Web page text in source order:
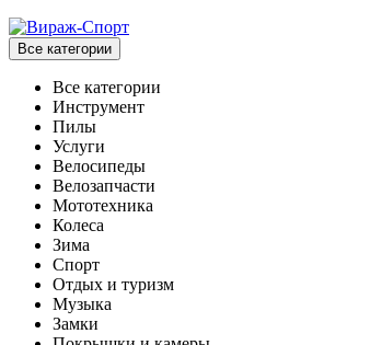
Все категории
Все категории
Инструмент
Пилы
Услуги
Велосипеды
Велозапчасти
Мототехника
Колеса
Зима
Спорт
Отдых и туризм
Музыка
Замки